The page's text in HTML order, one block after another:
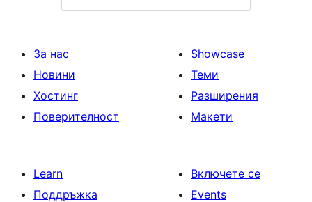
За нас
Новини
Хостинг
Поверителност
Showcase
Теми
Разширения
Макети
Learn
Поддръжка
Включете се
Events